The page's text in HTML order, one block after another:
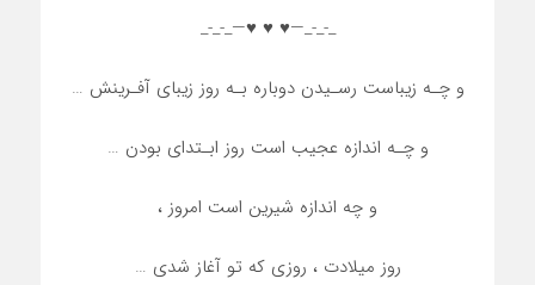
_-_-_—♥️ ♥️ ♥️—_-_-_
و چـه زیباست رسـیدن دوباره بـه روز زیبای آفـرینش …
و چـه اندازه عجیب است روز ابـتدای بودن …
و چه اندازه شیرین است امروز ،
روز میلادت ، روزی که تو آغاز شدی …